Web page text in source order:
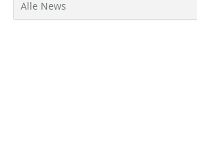
Alle News